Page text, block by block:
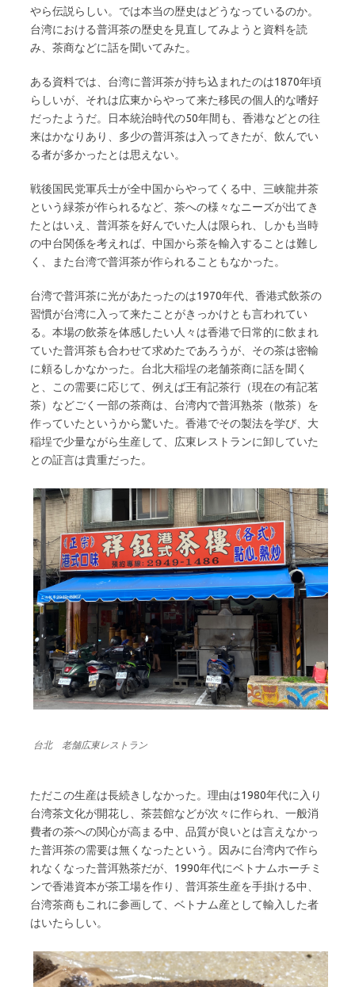
やら伝説らしい。では本当の歴史はどうなっているのか。
台湾における普洱茶の歴史を見直してみようと資料を読
み、茶商などに話を聞いてみた。
ある資料では、台湾に普洱茶が持ち込まれたのは1870年頃
らしいが、それは広東からやって来た移民の個人的な嗜好
だったようだ。日本統治時代の50年間も、香港などとの往
来はかなりあり、多少の普洱茶は入ってきたが、飲んでい
る者が多かったとは思えない。
戦後国民党軍兵士が全中国からやってくる中、三峡龍井茶
という緑茶が作られるなど、茶への様々なニーズが出てき
たとはいえ、普洱茶を好んでいた人は限られ、しかも当時
の中台関係を考えれば、中国から茶を輸入することは難し
く、また台湾で普洱茶が作られることもなかった。
台湾で普洱茶に光があたったのは1970年代、香港式飲茶の
習慣が台湾に入って来たことがきっかけとも言われてい
る。本場の飲茶を体感したい人々は香港で日常的に飲まれ
ていた普洱茶も合わせて求めたであろうが、その茶は密輸
に頼るしかなかった。台北大稲埕の老舗茶商に話を聞く
と、この需要に応じて、例えば王有記茶行（現在の有記茗
茶）などごく一部の茶商は、台湾内で普洱熟茶（散茶）を
作っていたというから驚いた。香港でその製法を学び、大
稲埕で少量ながら生産して、広東レストランに卸していた
との証言は貴重だった。
台北 老舗広東レストラン
ただこの生産は長続きしなかった。理由は1980年代に入り
台湾茶文化が開花し、茶芸館などが次々に作られ、一般消
費者の茶への関心が高まる中、品質が良いとは言えなかっ
た普洱茶の需要は無くなったという。因みに台湾内で作ら
れなくなった普洱熟茶だが、1990年代にベトナムホーチミ
ンで香港資本が茶工場を作り、普洱茶生産を手掛ける中、
台湾茶商もこれに参画して、ベトナム産として輸入した者
はいたらしい。